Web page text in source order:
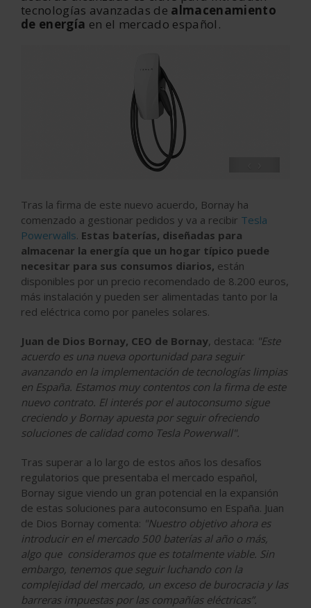
tecnologías avanzadas de almacenamiento
de energía en el mercado español.
Tras la firma de este nuevo acuerdo, Bornay ha
comenzado a gestionar pedidos y va a recibir Tesla
Powerwalls. Estas baterías, diseñadas para
almacenar la energía que un hogar típico puede
necesitar para sus consumos diarios, están
disponibles por un precio recomendado de 8.200 euros,
más instalación y pueden ser alimentadas tanto por la
red eléctrica como por paneles solares.
Juan de Dios Bornay, CEO de Bornay, destaca: "Este
acuerdo es una nueva oportunidad para seguir
avanzando en la implementación de tecnologías limpias
en España. Estamos muy contentos con la firma de este
nuevo contrato. El interés por el autoconsumo sigue
creciendo y Bornay apuesta por seguir ofreciendo
soluciones de calidad como Tesla Powerwall".
Tras superar a lo largo de estos años los desafíos
regulatorios que presentaba el mercado español,
Bornay sigue viendo un gran potencial en la expansión
de estas soluciones para autoconsumo en España. Juan
de Dios Bornay comenta: "Nuestro objetivo ahora es
introducir en el mercado 500 baterías al año o más,
algo que consideramos que es totalmente viable. Sin
embargo, tenemos que seguir luchando con la
complejidad del mercado, un exceso de burocracia y las
barreras impuestas por las compañías eléctricas”.